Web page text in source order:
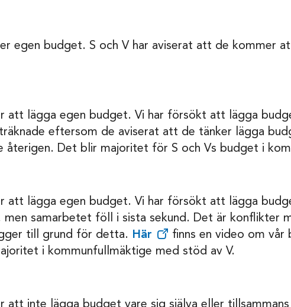
egen budget. S och V har aviserat att de kommer
att lägga egen budget. Vi har försökt att lägga
eftersom de aviserat att de tänker lägga
återigen. Det blir majoritet för S och Vs budget i
att lägga egen budget. Vi har försökt att lägga
samarbetet föll i sista sekund. Det är konflikter
till grund för detta. Här
finns en video om vår
i kommunfullmäktige med stöd av V.